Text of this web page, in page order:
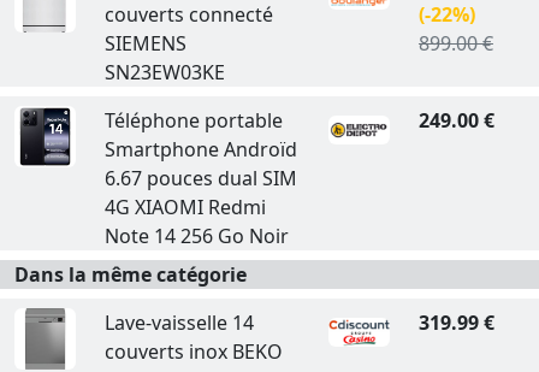
couverts connecté
SIEMENS
SN23EW03KE
(-22%)
899.00 €
Téléphone portable
Smartphone Androïd
6.67 pouces dual SIM
4G XIAOMI Redmi
Note 14 256 Go Noir
249.00 €
Dans la même catégorie
Lave-vaisselle 14
couverts inox BEKO
319.99 €